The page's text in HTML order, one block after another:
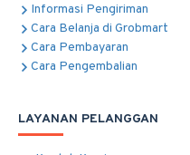
Informasi Pengiriman
Cara Belanja di Grobmart
Cara Pembayaran
Cara Pengembalian
LAYANAN PELANGGAN